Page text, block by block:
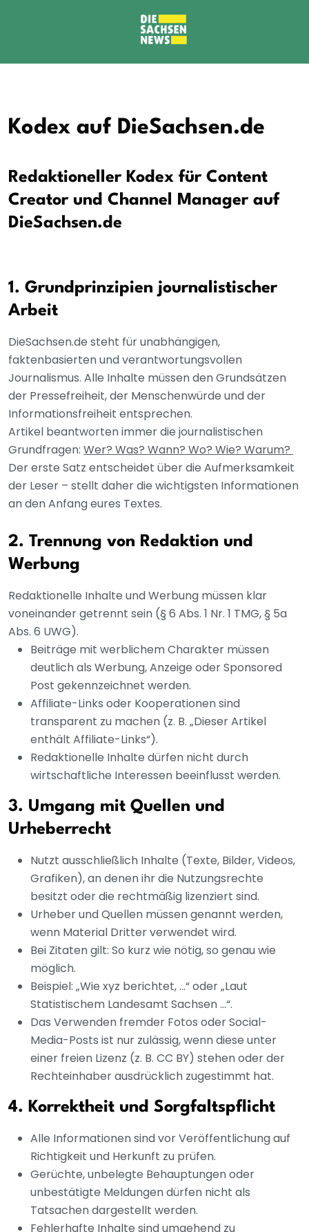
Kodex auf DieSachsen.de
Redaktioneller Kodex für Content
Creator und Channel Manager auf
DieSachsen.de
1. Grundprinzipien journalistischer
Arbeit
DieSachsen.de steht für unabhängigen,
faktenbasierten und verantwortungsvollen
Journalismus. Alle Inhalte müssen den Grundsätzen
der Pressefreiheit, der Menschenwürde und der
Informationsfreiheit entsprechen.
Artikel beantworten immer die journalistischen
Grundfragen: Wer? Was? Wann? Wo? Wie? Warum?
Der erste Satz entscheidet über die Aufmerksamkeit
der Leser – stellt daher die wichtigsten Informationen
an den Anfang eures Textes.
2. Trennung von Redaktion und
Werbung
Redaktionelle Inhalte und Werbung müssen klar
voneinander getrennt sein (§ 6 Abs. 1 Nr. 1 TMG, § 5a
Abs. 6 UWG).
Beiträge mit werblichem Charakter müssen
deutlich als Werbung, Anzeige oder Sponsored
Post gekennzeichnet werden.
Affiliate-Links oder Kooperationen sind
transparent zu machen (z. B. „Dieser Artikel
enthält Affiliate-Links“).
Redaktionelle Inhalte dürfen nicht durch
wirtschaftliche Interessen beeinflusst werden.
3. Umgang mit Quellen und
Urheberrecht
Nutzt ausschließlich Inhalte (Texte, Bilder, Videos,
Grafiken), an denen ihr die Nutzungsrechte
besitzt oder die rechtmäßig lizenziert sind.
Urheber und Quellen müssen genannt werden,
wenn Material Dritter verwendet wird.
Bei Zitaten gilt: So kurz wie nötig, so genau wie
möglich.
Beispiel: „Wie xyz berichtet, ...“ oder „Laut
Statistischem Landesamt Sachsen ...“.
Das Verwenden fremder Fotos oder Social-
Media-Posts ist nur zulässig, wenn diese unter
einer freien Lizenz (z. B. CC BY) stehen oder der
Rechteinhaber ausdrücklich zugestimmt hat.
4. Korrektheit und Sorgfaltspflicht
Alle Informationen sind vor Veröffentlichung auf
Richtigkeit und Herkunft zu prüfen.
Gerüchte, unbelegte Behauptungen oder
unbestätigte Meldungen dürfen nicht als
Tatsachen dargestellt werden.
Fehlerhafte Inhalte sind umgehend zu